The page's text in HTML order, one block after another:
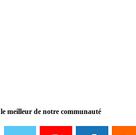
08:21 - 2022/11/08
Liverpool mis en vente par son
meilleur de notre communauté